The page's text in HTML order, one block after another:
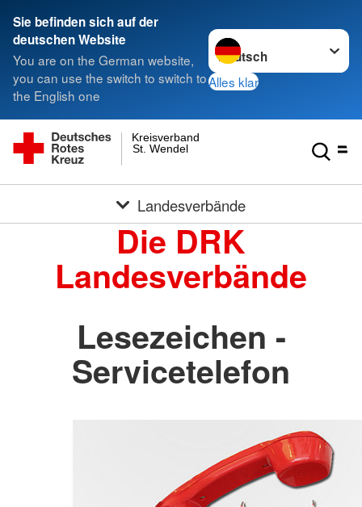
Sie befinden sich auf der
deutschen Website
You are on the German website,
you can use the switch to switch to
the English one
Sprache wechseln zu
Alles klar
St. Wendel
Kreisverband
Landesverbände
Die DRK
Landesverbände
Lesezeichen -
Servicetelefon